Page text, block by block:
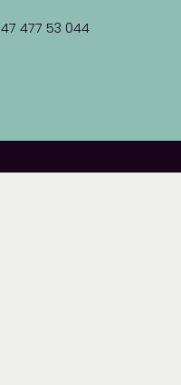
477 53 044